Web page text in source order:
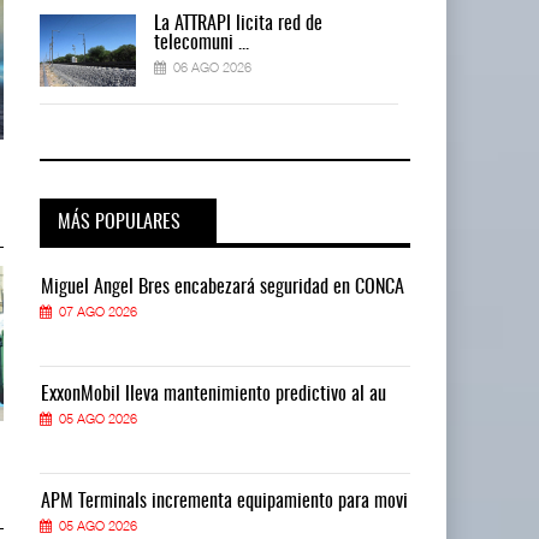
AMANAC, treinta y nueve años
05 AGO 2026
05 AGO 2026
AMANAC, treinta y nueve años
05 AGO 2026
La ATTRAPI licita red de
telecomuni ...
06 AGO 2026
MÁS POPULARES
Miguel Ángel Bres encabezará seguridad en CONCA
07 AGO 2026
ExxonMobil lleva mantenimiento predictivo al au
05 AGO 2026
APM Terminals incrementa equipamiento para movi
05 AGO 2026